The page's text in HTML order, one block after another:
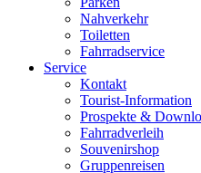
Nahverkehr
Toiletten
Fahrradservice
Service
Kontakt
Tourist-Information
Prospekte &
Fahrradverleih
Souvenirshop
Gruppenreisen